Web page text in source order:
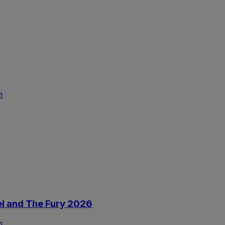
and The Fury 2026